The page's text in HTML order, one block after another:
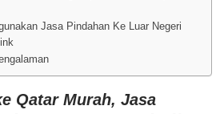
Jasa Pindahan Ke Luar Negeri
Qatar Murah, Jasa